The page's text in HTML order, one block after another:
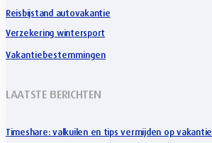
Reisbijstand autovakantie
Verzekering wintersport
Vakantiebestemmingen
LAATSTE BERICHTEN
Timeshare: valkuilen en tips vermijden op vakantie